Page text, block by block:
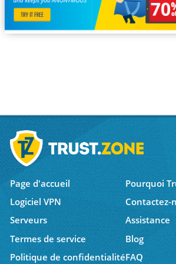
Page d'accueil
Pourquoi
Logiciel VPN
Contactez-
Serveurs
Assistance
Termes de service
Blog
Politique de confidentialitéFAQ